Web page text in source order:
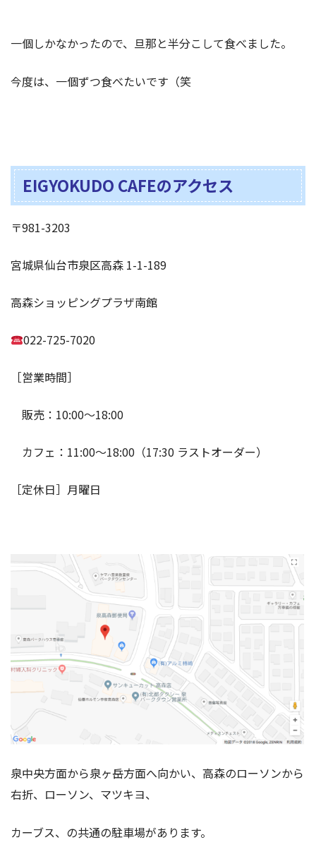
一個しかなかったので、旦那と半分こして食べました。
今度は、一個ずつ食べたいです（笑
EIGYOKUDO CAFEのアクセス
〒981-3203
宮城県仙台市泉区高森 1-1-189
高森ショッピングプラザ南館
022-725-7020
［営業時間］
販売：10:00〜18:00
カフェ：11:00〜18:00（17:30 ラストオーダー）
​［定休日］月曜日
泉中央方面から泉ヶ岳方面へ向かい、高森のローソンから
右折、ローソン、マツキヨ、
カーブス、の共通の駐車場があります。